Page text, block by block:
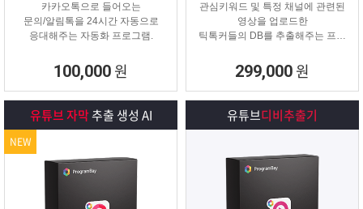
카카오톡으로 들어오는
문의/알림톡을 24시간 자동으로
응대해주는 자동화 프로그램.
100,000 원
관심키워드 및 특정 채널에 관련된
영상을 업로드한
틱톡커들의 DB를 추출해주는 프로
299,000 원
유튜브 자막추출 생성 AI
NEW
유튜브디비추출기